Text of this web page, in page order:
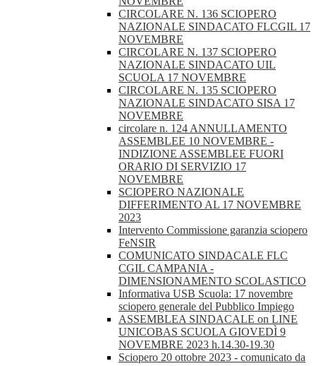
CIRCOLARE N. 136 SCIOPERO
NAZIONALE SINDACATO FLCGIL 17
NOVEMBRE
CIRCOLARE N. 137 SCIOPERO
NAZIONALE SINDACATO UIL
SCUOLA 17 NOVEMBRE
CIRCOLARE N. 135 SCIOPERO
NAZIONALE SINDACATO SISA 17
NOVEMBRE
circolare n. 124 ANNULLAMENTO
ASSEMBLEE 10 NOVEMBRE -
INDIZIONE ASSEMBLEE FUORI
ORARIO DI SERVIZIO 17
NOVEMBRE
SCIOPERO NAZIONALE
DIFFERIMENTO AL 17 NOVEMBRE
2023
Intervento Commissione garanzia sciopero
FeNSIR
COMUNICATO SINDACALE FLC
CGIL CAMPANIA -
DIMENSIONAMENTO SCOLASTICO
Informativa USB Scuola: 17 novembre
sciopero generale del Pubblico Impiego
ASSEMBLEA SINDACALE on LINE
UNICOBAS SCUOLA GIOVEDÌ 9
NOVEMBRE 2023 h.14.30-19.30
Sciopero 20 ottobre 2023 - comunicato da